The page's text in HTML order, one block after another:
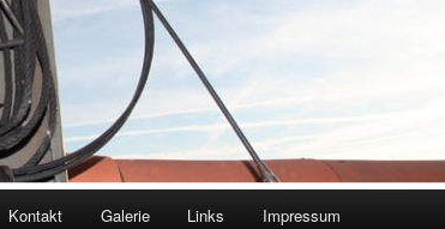
Kontakt Galerie Links Impressum